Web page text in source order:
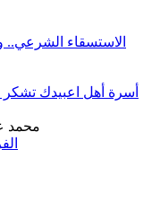
الاستسقاء الشرعي..
أسرة أهل اعبيدك تشكر